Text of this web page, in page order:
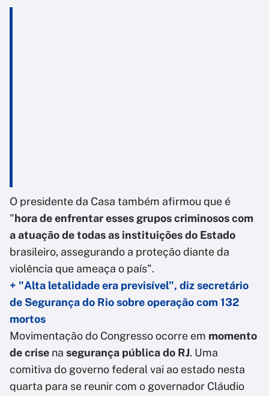
O presidente da Casa também afirmou que é
"hora de enfrentar esses grupos criminosos com
a atuação de todas as instituições do Estado
brasileiro, assegurando a proteção diante da
violência que ameaça o país".
+ "Alta letalidade era previsível", diz secretário
de Segurança do Rio sobre operação com 132
mortos
Movimentação do Congresso ocorre em momento
de crise na segurança pública do RJ. Uma
comitiva do governo federal vai ao estado nesta
quarta para se reunir com o governador Cláudio